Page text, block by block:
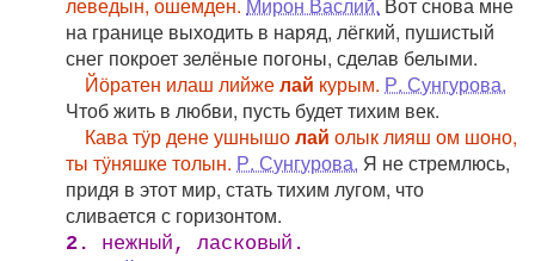
на границе выходить в наряд, лёгкий, пушистый
снег покроет зелёные погоны, сделав белыми.
Йӧратен илаш лийжелай курым. Р. Сунгурова.
Чтоб жить в любви, пусть будет тихим век.
Кава тӱр дене ушнышолай олык лияш ом шоно,
ты тӱняшке толын. Р. Сунгурова. Я не стремлюсь,
придя в этот мир, стать тихим лугом, что
сливается с горизонтом.
2. нежный, ласковый.